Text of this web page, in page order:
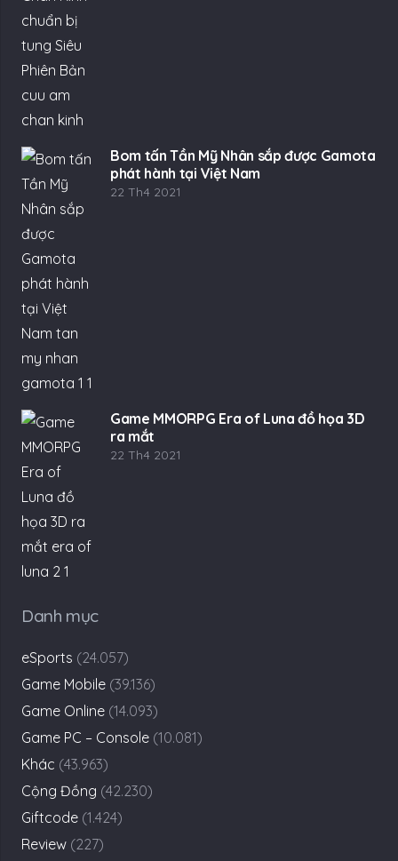
Bom tấn Tần Mỹ Nhân sắp được Gamota
phát hành tại Việt Nam
22 Th4 2021
Game MMORPG Era of Luna đồ họa 3D
ra mắt
22 Th4 2021
Danh mục
eSports (24.057)
Game Mobile (39.136)
Game Online (14.093)
Game PC – Console (10.081)
Khác (43.963)
Cộng Đồng (42.230)
Giftcode (1.424)
Review (227)